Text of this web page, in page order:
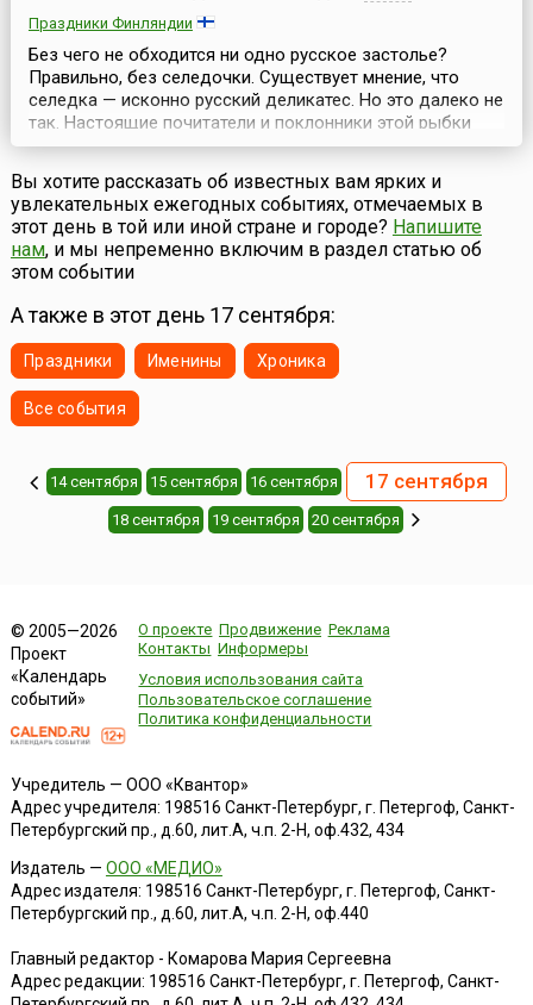
Праздники Финляндии
Без чего не обходится ни одно русское застолье?
Правильно, без селедочки. Существует мнение, что
селедка — исконно русский деликатес. Но это далеко не
так. Настоящие почитатели и поклонники этой рыбки
живут в Финляндии. Каждый год, в первых числах
октября именно в Хельсинки съезжаются все
почитатели финского деликатеса — селедки, на
ежегодную Ярмарку сельди (фин. Stadin Silakkamarkkinat),
кото...
Вы хотите рассказать об известных вам ярких и
увлекательных ежегодных событиях, отмечаемых в
этот день в той или иной стране и городе? Напишите
нам, и мы непременно включим в раздел статью об
этом событии
А также в этот день 17 сентября:
Праздники Именины Хроника
Все события
14 сентября 15 сентября 16 сентября 17 сентября
18 сентября 19 сентября 20 сентября
© 2005—2026
Проект
«Календарь
событий»
О проекте Продвижение Реклама
Контакты Информеры
Условия использования сайта
Пользовательское соглашение
Политика конфиденциальности
Учредитель — ООО «Квантор»
Адрес учредителя: 198516 Санкт-Петербург, г. Петергоф, Санкт-
Петербургский пр., д.60, лит.А, ч.п. 2-Н, оф.432, 434
Издатель — ООО «МЕДИО»
Адрес издателя: 198516 Санкт-Петербург, г. Петергоф, Санкт-
Петербургский пр., д.60, лит.А, ч.п. 2-Н, оф.440
Главный редактор - Комарова Мария Сергеевна
Адрес редакции: 198516 Санкт-Петербург, г. Петергоф, Санкт-